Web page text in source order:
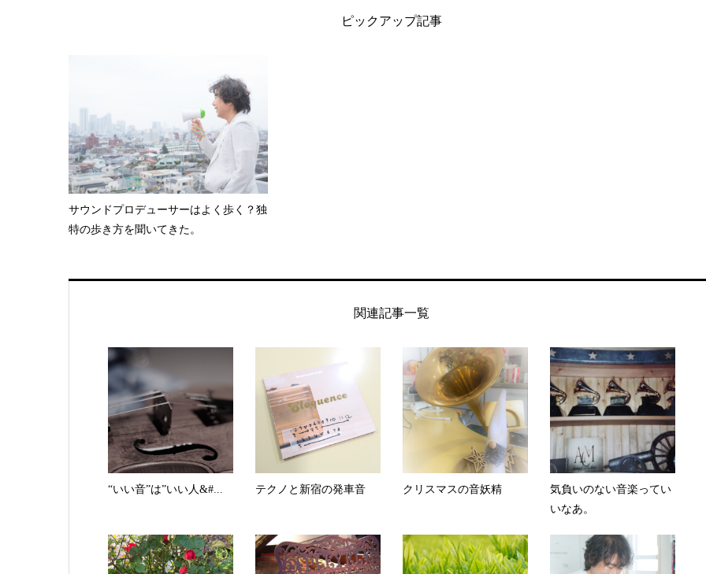
ピックアップ記事
サウンドプロデューサーはよく歩く？独
特の歩き方を聞いてきた。
関連記事一覧
“いい音”は”いい人&#... テクノと新宿の発車音 クリスマスの音妖精
気負いのない音楽ってい
いなあ。